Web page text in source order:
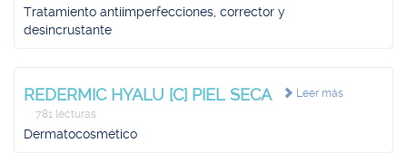
Tratamiento antiimperfecciones, corrector y
desincrustante
Leer más
REDERMIC HYALU [C] PIEL SECA
781 lecturas
Dermatocosmético